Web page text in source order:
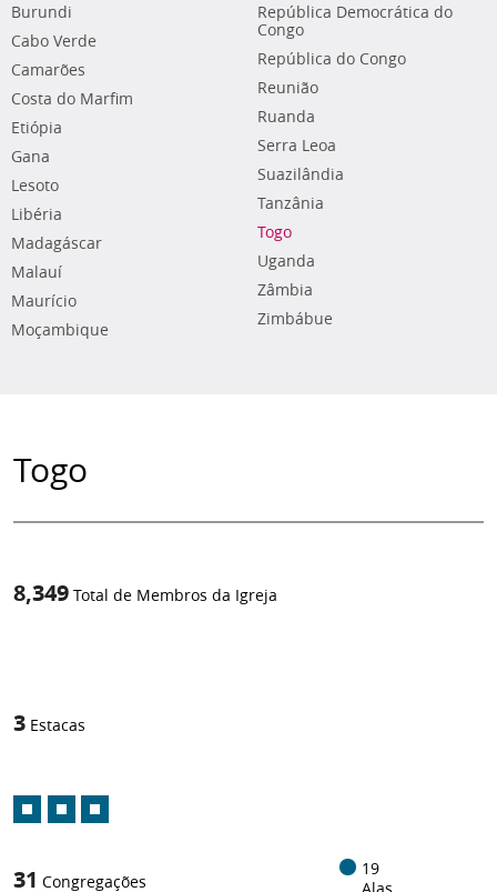
Burundi
Cabo Verde
Camarões
Costa do Marfim
Etiópia
Gana
Lesoto
Libéria
Madagáscar
Malauí
Maurício
Moçambique
República Democrática do
Congo
República do Congo
Reunião
Ruanda
Serra Leoa
Suazilândia
Tanzânia
Togo
Uganda
Zâmbia
Zimbábue
Togo
8,349 Total de Membros da Igreja
3 Estacas
31 Congregações
19